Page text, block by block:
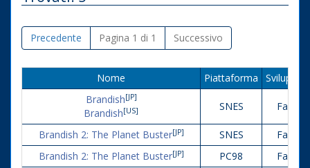
Precedente Pagina 1 di 1 Successivo
Nome Piattaforma
Brandish[JP]
Brandish[US] SNES Falcom
Brandish 2: The Planet Buster[JP] SNES
Falcom
Brandish 2: The Planet Buster[JP] PC98 Falcom